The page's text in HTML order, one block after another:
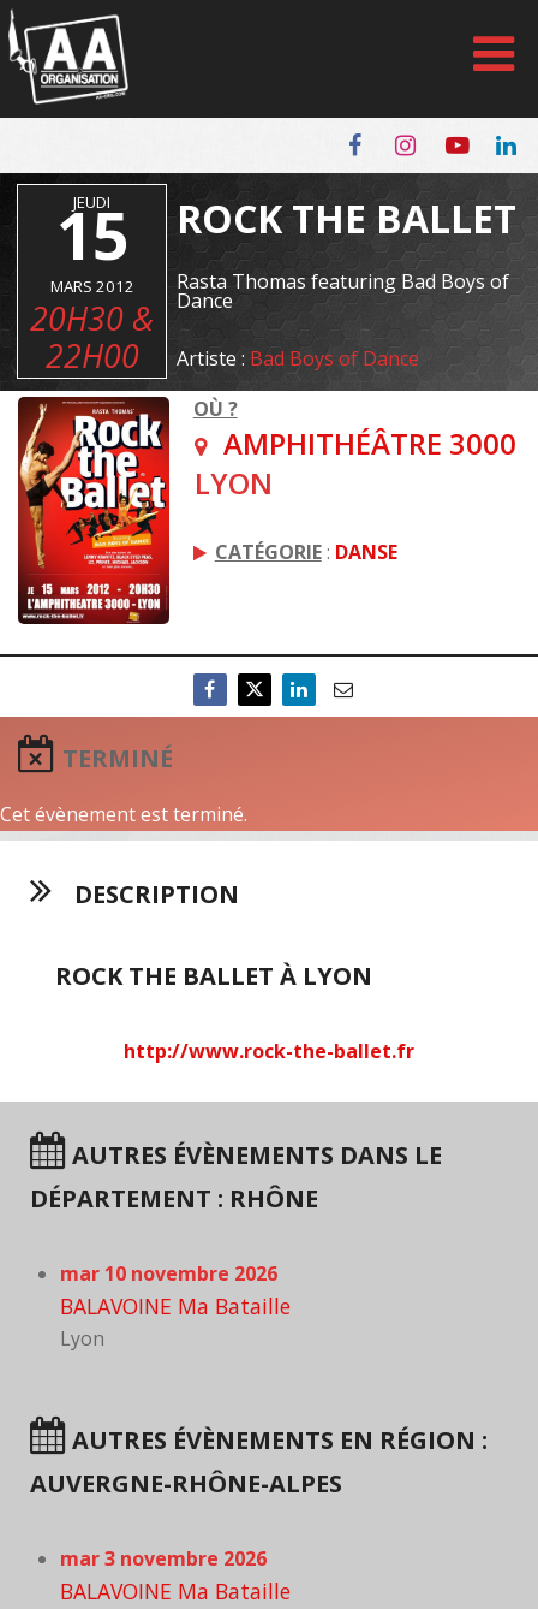
Panneau de gestion des cookies
JEUDI
15
MARS 2012
20H30 &
22H00
ROCK THE BALLET
Rasta Thomas featuring Bad Boys of
Dance
Artiste : Bad Boys of Dance
OÙ ?
AMPHITHÉÂTRE 3000
LYON
CATÉGORIE: DANSE
TERMINÉ
Cet évènement est terminé.
DESCRIPTION
ROCK THE BALLET À LYON
http://www.rock-the-ballet.fr
AUTRES ÉVÈNEMENTS DANS LE
DÉPARTEMENT : RHÔNE
mar 10 novembre 2026
BALAVOINE Ma Bataille
Lyon
AUTRES ÉVÈNEMENTS EN RÉGION :
AUVERGNE-RHÔNE-ALPES
mar 3 novembre 2026
BALAVOINE Ma Bataille